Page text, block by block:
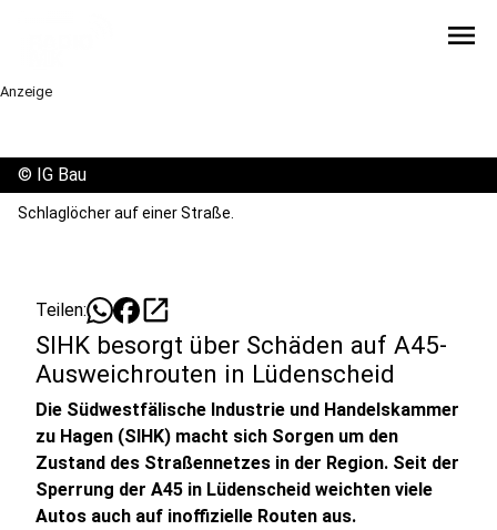
menu
Anzeige
© IG Bau
Schlaglöcher auf einer Straße.
Teilen: open_in_new
SIHK besorgt über Schäden auf A45-
Ausweichrouten in Lüdenscheid
Die Südwestfälische Industrie und Handelskammer
zu Hagen (SIHK) macht sich Sorgen um den
Zustand des Straßennetzes in der Region. Seit der
Sperrung der A45 in Lüdenscheid weichten viele
Autos auch auf inoffizielle Routen aus.